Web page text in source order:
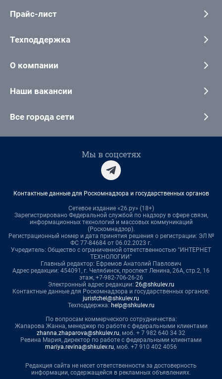
Прайс-лист
Техподдержка
О компании
Наши вакансии
Все города сети
Мы в соцсетях
Контактные данные для Роскомнадзора и государственных органов
Сетевое издание «26.ру» (18+)
Зарегистрировано Федеральной службой по надзору в сфере связи,
информационных технологий и массовых коммуникаций
(Роскомнадзор).
Регистрационный номер и дата принятия решения о регистрации: ЭЛ №
ФС 77-84684 от 06.02.2023 г.
Учредитель: Общество с ограниченной ответственностью "ИНТЕРНЕТ
ТЕХНОЛОГИИ"
Главный редактор: Ефремов Анатолий Павлович
Адрес редакции: 454091, г. Челябинск, проспект Ленина, 26А, стр.2, 16
этаж, +7-982-706-26-26
Электронный адрес редакции: 26@shkulev.ru
Контактные данные для Роскомнадзора и государственных органов:
juristchel@shkulev.ru
Техподдержка: help@shkulev.ru
По вопросам коммерческого сотрудничества:
Жапарова Жанна, менеджер по работе с федеральными клиентами
zhanna.zhaparova@shkulev.ru, моб. + 7 982 640 34 32
Ревина Мария, директор по работе с федеральными клиентами
mariya.revina@shkulev.ru, моб. +7 910 402 4056
Редакция сайта не несет ответственности за достоверность
информации, содержащейся в рекламных объявлениях.